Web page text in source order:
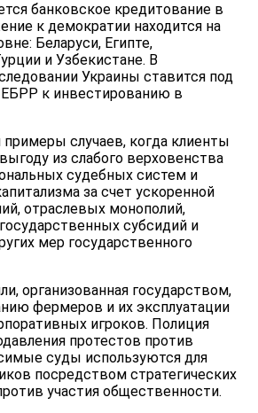
банковское кредитование в
к демократии находится на
Беларуси, Египте,
и Узбекистане. В
Украины ставится под
к инвестированию в
примеры случаев, когда клиенты
из слабого верховенства
судебных систем и
за счет ускоренной
отраслевых монополий,
субсидий и
мер государственного
организованная государством,
фермеров и их эксплуатации
игроков. Полиция
протестов против
суды используются для
посредством стратегических
участия общественности.